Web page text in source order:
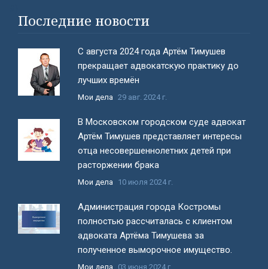
Последние новости
С августа 2024 года Артём Тимушев
прекращает адвокатскую практику до
лучших времён
Мои дела 29 авг. 2024 г.
В Московском городском суде адвокат
Артём Тимушев представляет интересы
отца несовершеннолетних детей при
расторжении брака
Мои дела 10 июля 2024 г.
Администрация города Костромы
полностью рассчиталась с клиентом
адвоката Артёма Тимушева за
полученное выморочное имущество.
Мои дела 03 июня 2024 г.